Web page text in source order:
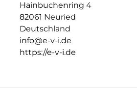
und Schlafstörungen reduziert
Uneingeschränkte
keine störenden Auswirkungen
Das Display kann ohne
angebracht wäre. Auch Stifte/
Sicherung der Kamerafunktion
geschütztem Transport.
Hainbuchenring 4
82061 Neuried
Deutschland
info@e-v-i.de
https://e-v-i.de